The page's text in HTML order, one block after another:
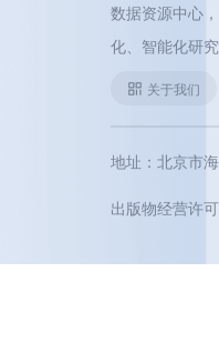
数据资源中心
化、智能化研
关于我们
地址：北京市
出版物经营许